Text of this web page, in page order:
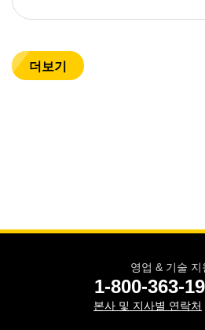
더보기
영업 & 기술 지
1-800-363-
본사 및 지사별 연락처